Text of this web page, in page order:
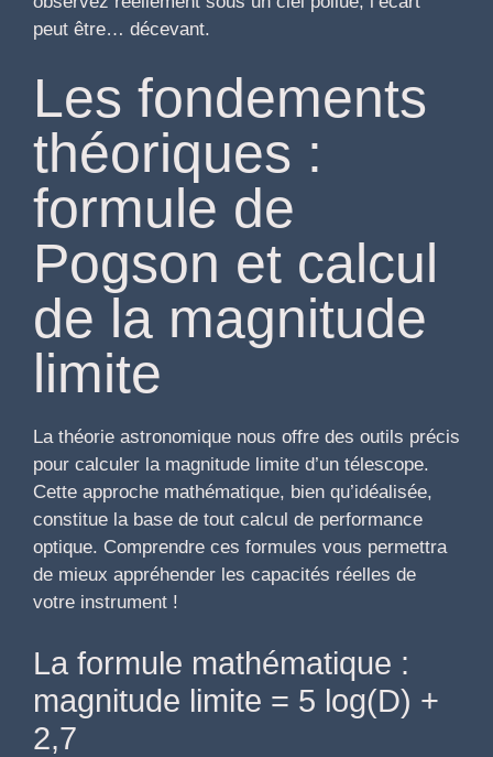
peut être… décevant.
Les fondements
théoriques :
formule de
Pogson et calcul
de la magnitude
limite
La théorie astronomique nous offre des outils précis
pour calculer la magnitude limite d’un télescope.
Cette approche mathématique, bien qu’idéalisée,
constitue la base de tout calcul de performance
optique. Comprendre ces formules vous permettra
de mieux appréhender les capacités réelles de
votre instrument !
La formule mathématique :
magnitude limite = 5 log(D) +
2,7